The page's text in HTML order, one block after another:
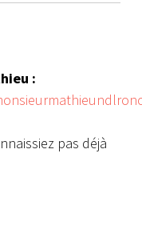
:
pas déjà